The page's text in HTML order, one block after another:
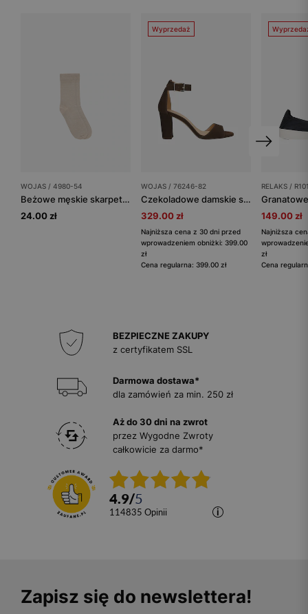
WOJAS / 4980-54
Beżowe męskie skarpety bawełniane
24.00 zł
Wyprzedaż
WOJAS / 76246-82
Czekoladowe damskie sandały na słupku
329.00 zł
Najniższa cena z 30 dni przed
wprowadzeniem obniżki: 399.00
zł
Cena regularna: 399.00 zł
RELAKS /
149.00 zł
Najniższa
zł
Cena
BEZPIECZNE ZAKUPY
z certyfikatem SSL
Darmowa dostawa*
dla zamówień za min. 250 zł
Aż do 30 dni na zwrot
przez Wygodne Zwroty
całkowicie za darmo*
4.9/5
114835 opinii
Zapisz się do newslettera!